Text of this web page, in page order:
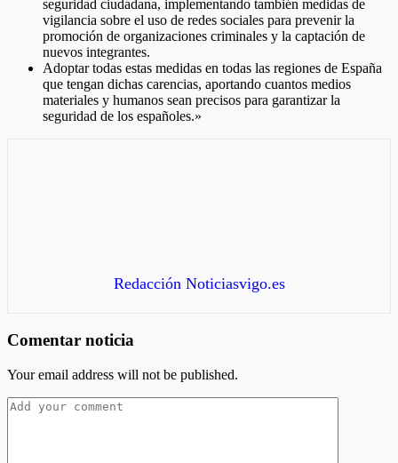
seguridad ciudadana, implementando también medidas de
vigilancia sobre el uso de redes sociales para prevenir la
promoción de organizaciones criminales y la captación de
nuevos integrantes.
Adoptar todas estas medidas en todas las regiones de España
que tengan dichas carencias, aportando cuantos medios
materiales y humanos sean precisos para garantizar la
seguridad de los españoles.»
Redacción Noticiasvigo.es
Comentar noticia
Your email address will not be published.